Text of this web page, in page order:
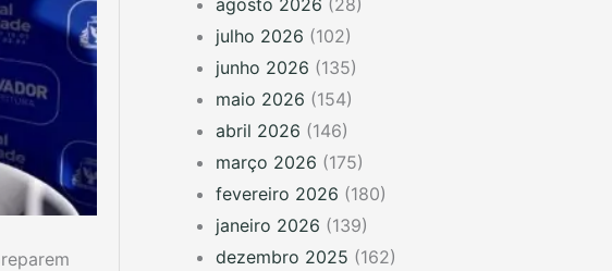
julho 2026 (102)
junho 2026 (135)
maio 2026 (154)
abril 2026 (146)
março 2026 (175)
fevereiro 2026 (180)
janeiro 2026 (139)
dezembro 2025 (162)